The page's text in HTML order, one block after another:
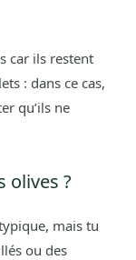
car ils restent
: dans ce cas,
qu’ils ne
olives ?
mais tu
ou des